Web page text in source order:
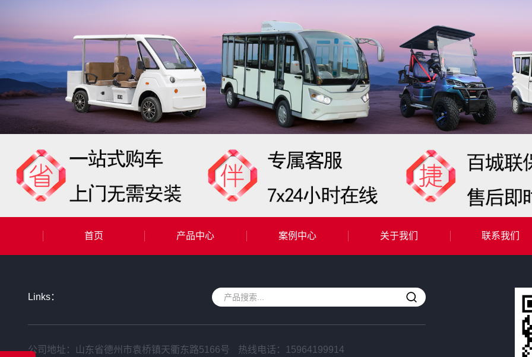
首页 产品中心 案例中心 关于我们 联系我们
Links：
公司地址：山东省德州市袁桥镇天衢东路5166号 热线电话： 15964199914